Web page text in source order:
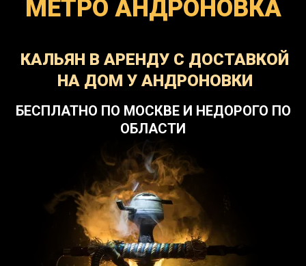
МЕТРО АНДРОНОВКА
КАЛЬЯН В АРЕНДУ С ДОСТАВКОЙ
НА ДОМ У АНДРОНОВКИ
БЕСПЛАТНО ПО МОСКВЕ И НЕДОРОГО ПО
ОБЛАСТИ